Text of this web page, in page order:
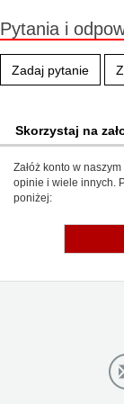
Pytania i
Zadaj pytanie
Skorzystaj na
Załóż konto w
opinie i wiele innych.
poniżej: